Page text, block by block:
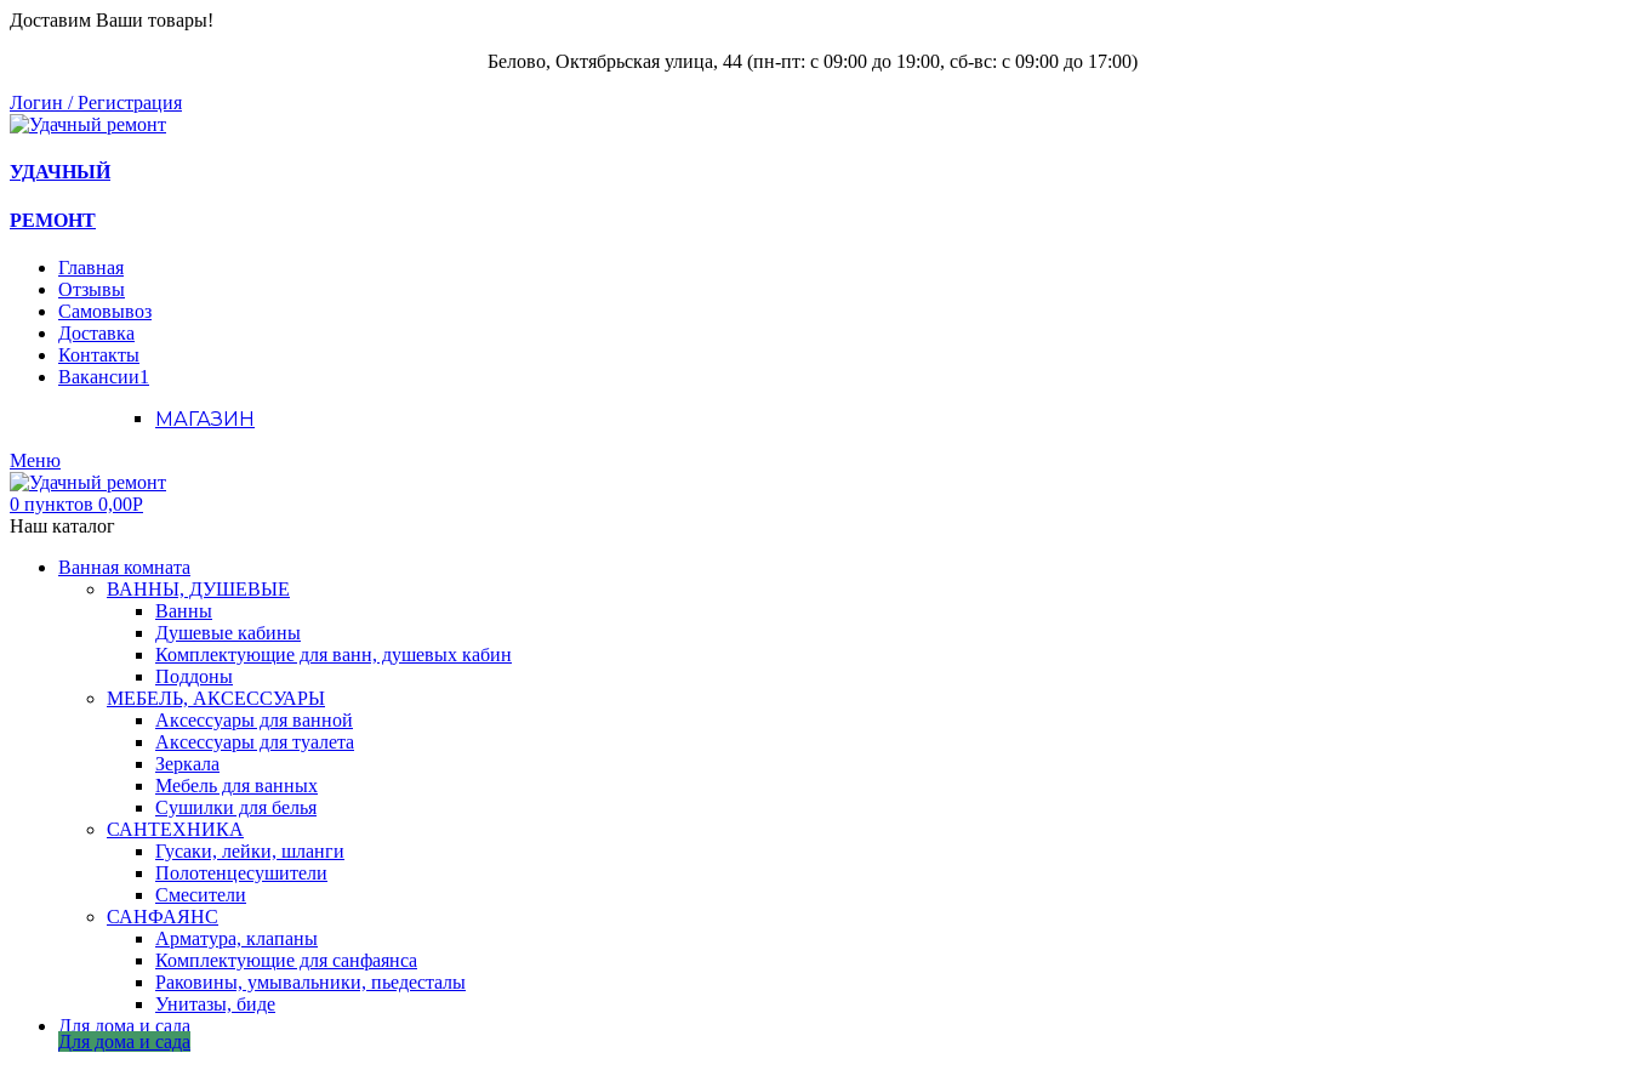
Доставим Ваши товары!
Белово, Октябрьская улица, 44 (пн-пт: с 09:00 до 19:00, сб-вс: с 09:00 до 17:00)
Логин / Регистрация
УДАЧНЫЙ
РЕМОНТ
Главная
Отзывы
Самовывоз
Доставка
Контакты
Вакансии1
МАГАЗИН
Меню
0 пунктов 0,00Р
Наш каталог
Ванная комната
ВАННЫ, ДУШЕВЫЕ
Ванны
Душевые кабины
Комплектующие для ванн, душевых кабин
Поддоны
МЕБЕЛЬ, АКСЕССУАРЫ
Аксессуары для ванной
Аксессуары для туалета
Зеркала
Мебель для ванных
Сушилки для белья
САНТЕХНИКА
Гусаки, лейки, шланги
Полотенцесушители
Смесители
САНФАЯНС
Арматура, клапаны
Комплектующие для санфаянса
Раковины, умывальники, пьедесталы
Унитазы, биде
Для дома и сада
Для дома и сада